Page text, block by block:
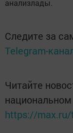
анализлады.
Следите за
Telegram-
Читайте
https://